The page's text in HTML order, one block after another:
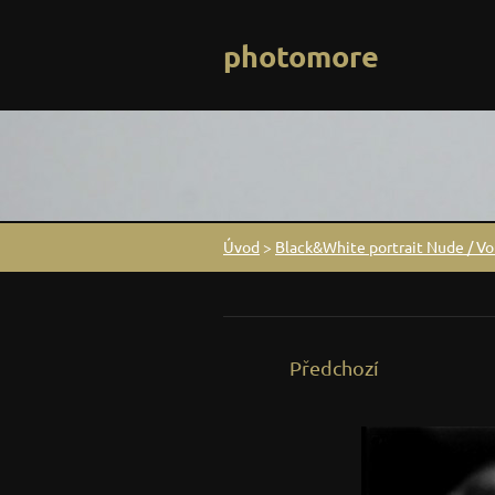
photomore
Úvod > Black&White portrait Nude /
Předchozí